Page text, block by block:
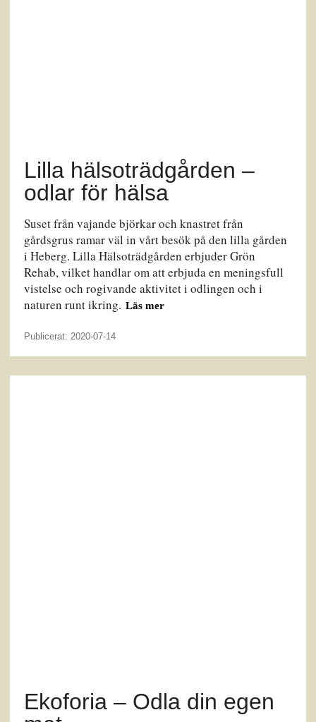
Lilla hälsoträdgården –
odlar för hälsa
Suset från vajande björkar och knastret från
gårdsgrus ramar väl in vårt besök på den lilla gården
i Heberg. Lilla Hälsoträdgården erbjuder Grön
Rehab, vilket handlar om att erbjuda en meningsfull
vistelse och rogivande aktivitet i odlingen och i
naturen runt ikring. Läs mer
Publicerat: 2020-07-14
Ekoforia – Odla din egen